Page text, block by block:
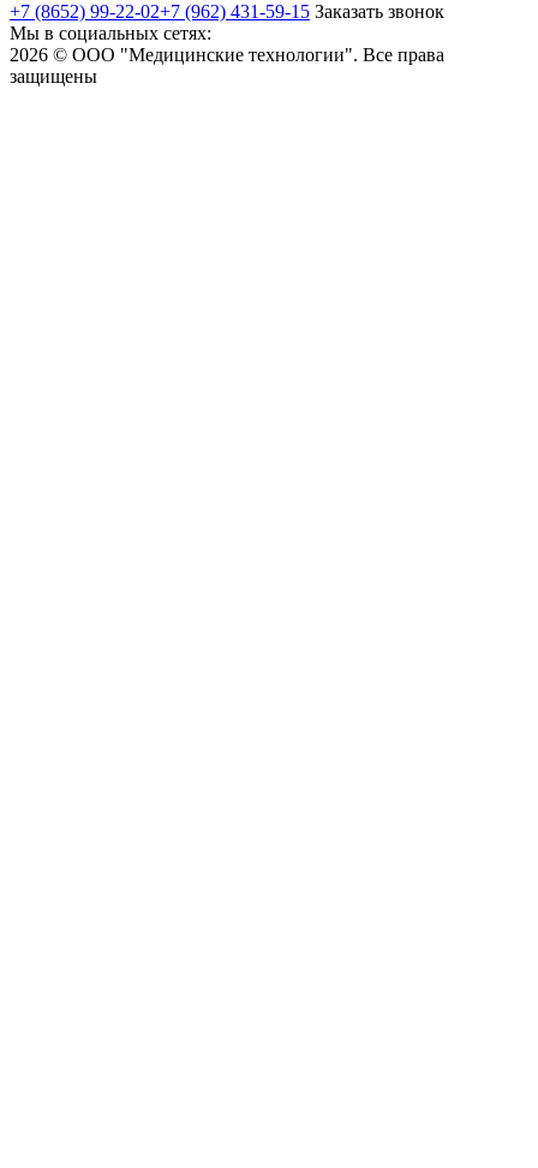
+7 (8652) 99-22-02+7 (962) 431-59-15 Заказать звонок
Мы в социальных сетях:
2026 © ООО "Медицинские технологии". Все права
защищены